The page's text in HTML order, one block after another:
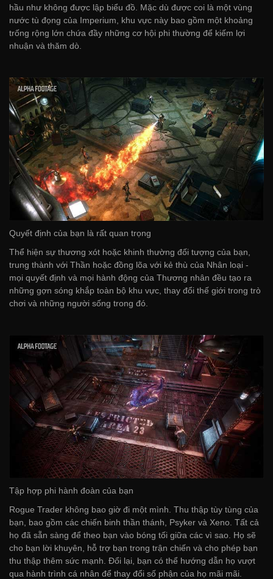
hầu như không được lập biểu đồ. Mặc dù được coi là một vùng
nước tù đọng của Imperium, khu vực này bao gồm một khoảng
trống rộng lớn chứa đầy những cơ hội phi thường để kiếm lợi
nhuận và thăm dò.
Quyết định của bạn là rất quan trọng
Thể hiện sự thương xót hoặc khinh thường đối tượng của bạn,
trung thành với Thần hoặc đồng lõa với kẻ thù của Nhân loại -
mọi quyết định và mọi hành động của Thương nhân đều tạo ra
những gợn sóng khắp toàn bộ khu vực, thay đổi thế giới trong trò
chơi và những người sống trong đó.
Tập hợp phi hành đoàn của bạn
Rogue Trader không bao giờ đi một mình. Thu thập tùy tùng của
bạn, bao gồm các chiến binh thần thánh, Psyker và Xeno. Tất cả
họ đã sẵn sàng để theo bạn vào bóng tối giữa các vì sao. Họ sẽ
cho bạn lời khuyên, hỗ trợ bạn trong trận chiến và cho phép bạn
thu thập thêm sức mạnh. Đổi lại, bạn có thể hướng dẫn họ vượt
qua hành trình cá nhân để thay đổi số phận của họ mãi mãi.